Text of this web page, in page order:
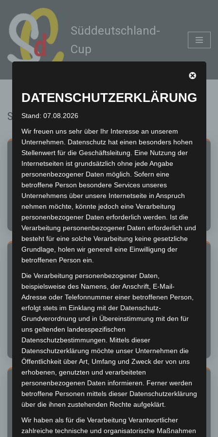
Zum
Inhalt
springen
Süddeutschland-
Cup
SOCIAL MEDIA
SÜDDEUTSCHLAND-CUP · SOCIAL MEDIA
HOL DIR DIE ACTION NACH HAUSE!
Egal ob an der Strecke oder am Bildschirm – bleib immer
informiert über die spannendste Rennserie im Süden. Wir
versorgen dich plattformübergreifend mit News, Videos, Live-
Streams und den besten Momenten der Saison.
YOUTUBE
Abonniert unseren YouTube-Kanal für die neuesten Videos und
Live-Streams von allen Läufen!
@Süddeutschlandcup
▶ ZUM KANAL
FACEBOOK
Folgt uns auf Facebook für aktuelle News, Bilder und
DATENSCHUTZERKLÄRUNG
Stand: 07.08.2026
Wir freuen uns sehr über Ihr Interesse an unserem
Unternehmen. Datenschutz hat einen besonders hohen
Stellenwert für die Geschäftsleitung. Eine Nutzung der
Internetseiten ist grundsätzlich ohne jede Angabe
personenbezogener Daten möglich. Sofern eine
betroffene Person besondere Services unseres
Unternehmens über unsere Internetseite in Anspruch
nehmen möchte, könnte jedoch eine Verarbeitung
personenbezogener Daten erforderlich werden. Ist die
Verarbeitung personenbezogener Daten erforderlich und
besteht für eine solche Verarbeitung keine gesetzliche
Grundlage, holen wir generell eine Einwilligung der
betroffenen Person ein.
Die Verarbeitung personenbezogener Daten,
beispielsweise des Namens, der Anschrift, E-Mail-
Adresse oder Telefonnummer einer betroffenen Person,
erfolgt stets im Einklang mit der Datenschutz-
Grundverordnung und in Übereinstimmung mit den für
uns geltenden landesspezifischen
Datenschutzbestimmungen. Mittels dieser
Datenschutzerklärung möchte unser Unternehmen die
Öffentlichkeit über Art, Umfang und Zweck der von uns
erhobenen, genutzten und verarbeiteten
personenbezogenen Daten informieren. Ferner werden
betroffene Personen mittels dieser Datenschutzerklärung
über die ihnen zustehenden Rechte aufgeklärt.
Wir haben als für die Verarbeitung Verantwortlicher
zahlreiche technische und organisatorische Maßnahmen